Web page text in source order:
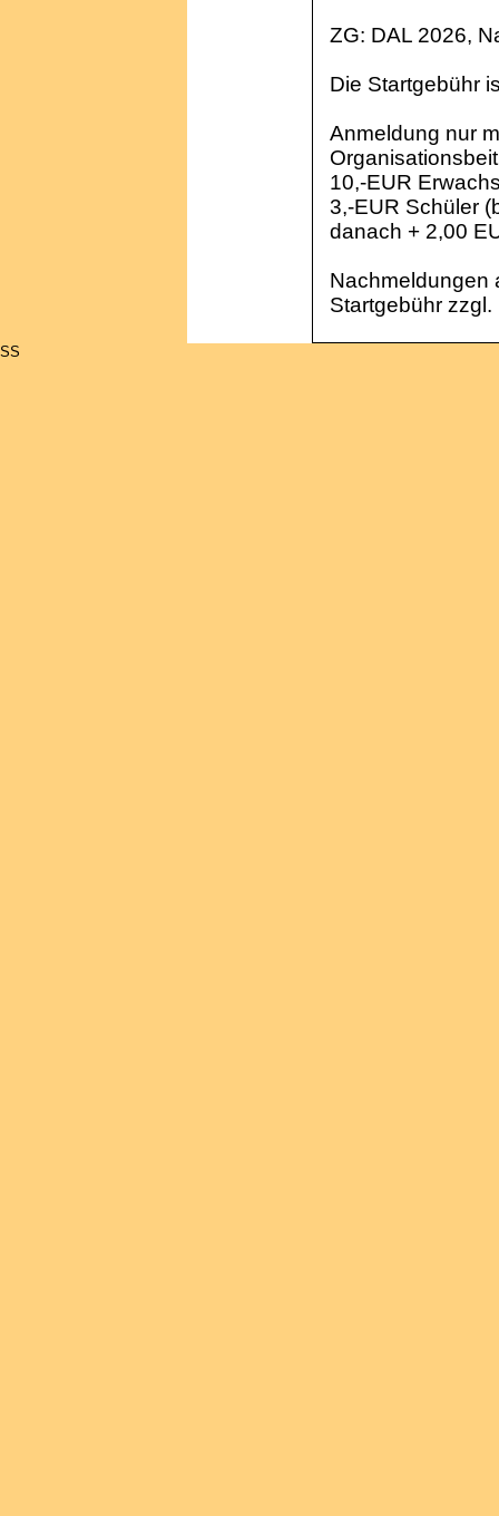
ZG: DAL 2026,
Die Startgebühr
Anmeldung nur
10,-EUR
3,-EUR Schüler
danach + 2,00
Nachmeldungen
Startgebühr
SS